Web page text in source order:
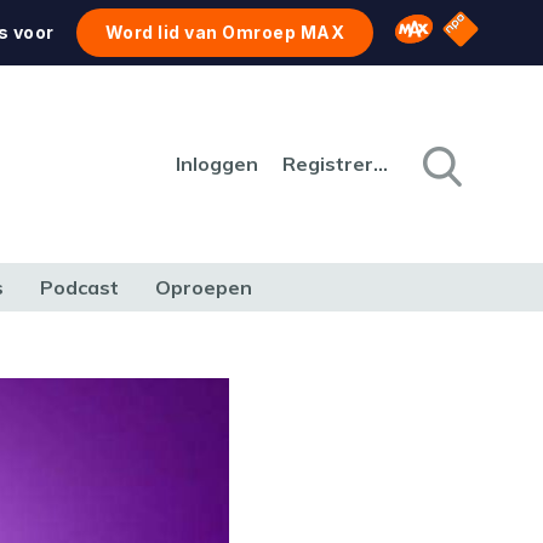
voor Word lid van Omroep MAX Omroep MAX
NPO
Inloggen Registreren
Podcast Oproepen